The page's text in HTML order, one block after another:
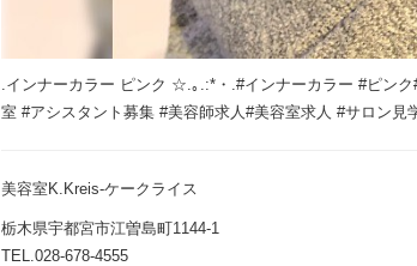
.インナーカラー ピンク ☆.｡.:*・.#インナーカラー #ピン
室 #アシスタント募集 #美容師求人#美容室求人 #サロン見
美容室K.Kreis-ケークライス
栃木県宇都宮市江曽島町1144-1
TEL.028-678-4555